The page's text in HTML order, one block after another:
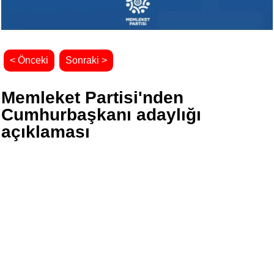
< Önceki Sonraki >
Memleket Partisi'nden
Cumhurbaşkanı adaylığı
açıklaması